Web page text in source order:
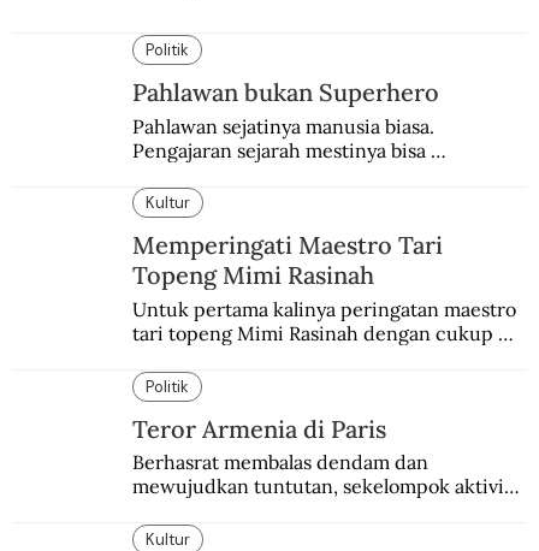
Politik
Pahlawan bukan Superhero
Pahlawan sejatinya manusia biasa.
Pengajaran sejarah mestinya bisa
Kultur
Memperingati Maestro Tari
Topeng Mimi Rasinah
Untuk pertama kalinya peringatan maestro
tari topeng Mimi Rasinah dengan cukup
internasional.
Politik
Teror Armenia di Paris
Berhasrat membalas dendam dan
mewujudkan tuntutan, sekelompok aktivis
Paris.
Kultur